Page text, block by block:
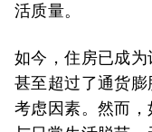
活质量。
如今，住房已成为
甚至超过了通货
考虑因素。然而